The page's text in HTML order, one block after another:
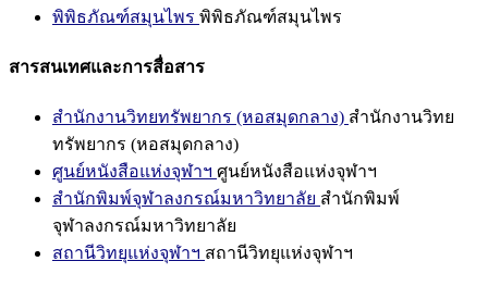
พิพิธภัณฑ์สมุนไพร พิพิธภัณฑ์สมุนไพร
สารสนเทศและการสื่อสาร
สำนักงานวิทยทรัพยากร (หอสมุดกลาง) สำนักงานวิทย
ทรัพยากร (หอสมุดกลาง)
ศูนย์หนังสือแห่งจุฬาฯ ศูนย์หนังสือแห่งจุฬาฯ
สำนักพิมพ์จุฬาลงกรณ์มหาวิทยาลัย สำนักพิมพ์
จุฬาลงกรณ์มหาวิทยาลัย
สถานีวิทยุแห่งจุฬาฯ สถานีวิทยุแห่งจุฬาฯ